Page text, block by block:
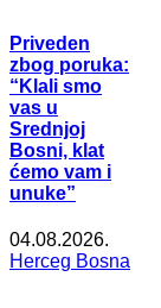
Priveden
zbog poruka:
“Klali smo
vas u
Srednjoj
Bosni, klat
ćemo vam i
unuke”
04.08.2026.
Herceg Bosna